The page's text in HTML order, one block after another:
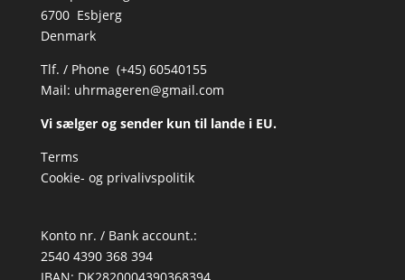
6700 Esbjerg
Denmark
Tlf. / Phone (+45) 60540155
Mail: uhrmageren@gmail.com
Vi sælger og sender kun til lande i EU.
Terms
Cookie- og privalivspolitik
Konto nr. / Bank account.:
2540 4390 368 394